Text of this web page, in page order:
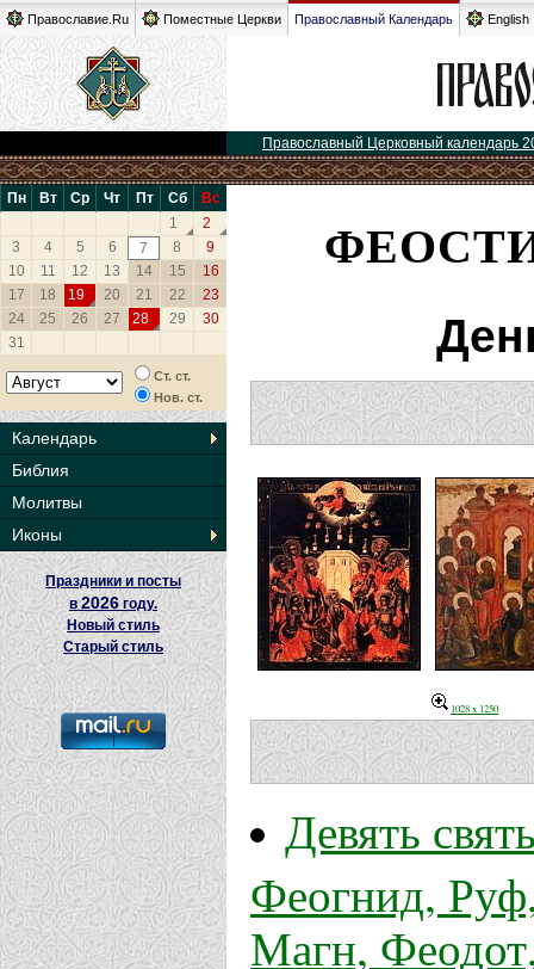
Православие.Ru Поместные Церкви Православный Календарь English
Православный Церковный календарь
Пн Вт Ср Чт Пт Сб
Вс
1
2
3
4 5 6 7 8
9
10
11 12 13 14 15
16
17
18 19 20 21 22
23
24
25 26 27 28 29
30
31
Ст. ст.
Нов. ст.
Календарь
Библия
Молитвы
Иконы
Праздники и посты
в2026 году.
Новый стиль
Старый стиль
1028 x 1250
Девять
Феогнид,
Магн,